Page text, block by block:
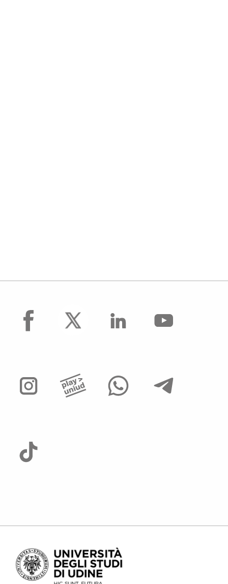
facebook